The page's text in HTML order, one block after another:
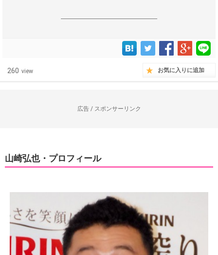
------------------------------------------------------------------
260 view お気に入りに追加
広告 / スポンサーリンク
山崎弘也・プロフィール